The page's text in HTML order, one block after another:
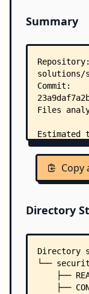
Summary
Copy
Directory
Directory
└──
├──
├──